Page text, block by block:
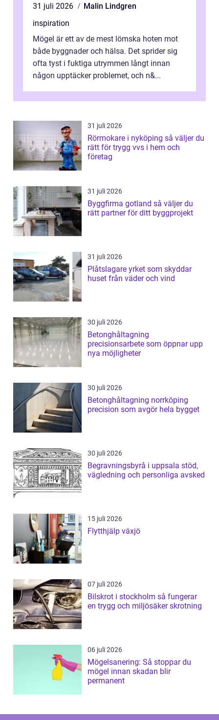
31 juli 2026
Malin Lindgren
inspiration
Mögel är ett av de mest lömska hoten mot
både byggnader och hälsa. Det sprider sig
ofta tyst i fuktiga utrymmen långt innan
någon upptäcker problemet, och n&...
31 juli 2026
Rörmokare i nyköping så väljer du
rätt för trygg vvs i hem och
företag
31 juli 2026
Byggfirma gotland så väljer du
rätt partner för ditt byggprojekt
31 juli 2026
Plåtslagare yrket som skyddar
huset från väder och vind
30 juli 2026
Betonghåltagning
precisionsarbete som öppnar upp
nya möjligheter
30 juli 2026
Betonghåltagning norrköping
precision som avgör hela bygget
30 juli 2026
Begravningsbyrå i uppsala stöd,
vägledning och personliga avsked
15 juli 2026
Flytthjälp växjö
07 juli 2026
Bilskrot i stockholm så fungerar
en trygg och miljösäker skrotning
06 juli 2026
Mögelsanering: Så stoppar du
mögel innan skadan blir
permanent